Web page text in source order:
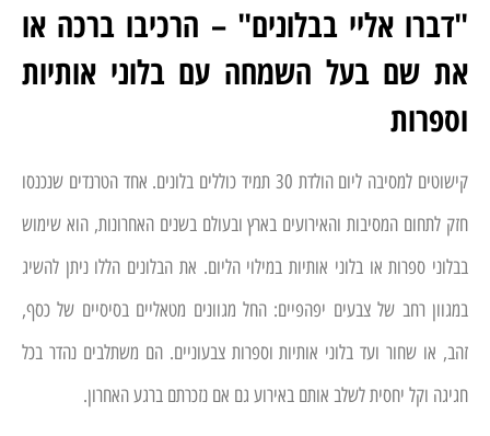
"דברו אליי בבלונים" – הרכיבו ברכה או
את שם בעל השמחה עם בלוני אותיות
וספרות
קישוטים למסיבה ליום הולדת 30 תמיד כוללים בלונים. אחד הטרנדים שנכנסו
חזק לתחום המסיבות והאירועים בארץ ובעולם בשנים האחרונות, הוא שימוש
בבלוני ספרות או בלוני אותיות במילוי הליום. את הבלונים הללו ניתן להשיג
במגוון רחב של צבעים יפהפיים: החל מגוונים מטאליים בסיסיים של כסף,
זהב, או שחור ועד בלוני אותיות וספרות צבעוניים. הם משתלבים נהדר בכל
חגיגה וקל יחסית לשלב אותם באירוע גם אם נזכרתם ברגע האחרון.